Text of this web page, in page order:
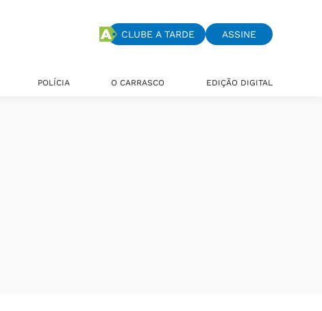
CLUBE A TARDE ASSINE
POLÍCIA O CARRASCO EDIÇÃO DIGITAL